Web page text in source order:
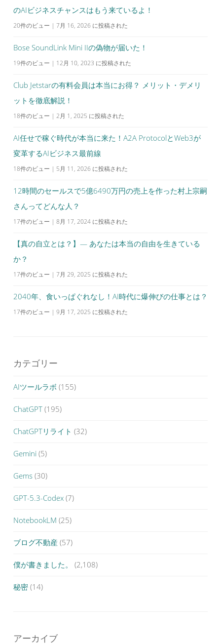
のAIビジネスチャンスはもう来ているよ！
20件のビュー | 7月 16, 2026 に投稿された
Bose SoundLink Mini IIの偽物が届いた！
19件のビュー | 12月 10, 2023 に投稿された
Club Jetstarの有料会員は本当にお得？ メリット・デメリ
ットを徹底解説！
18件のビュー | 2月 1, 2025 に投稿された
AI任せで稼ぐ時代が本当に来た！A2A ProtocolとWeb3が
変革するAIビジネス最前線
18件のビュー | 5月 11, 2026 に投稿された
12時間のセールスで5億6490万円の売上を作った村上宗嗣
さんってどんな人？
17件のビュー | 8月 17, 2024 に投稿された
【真の自立とは？】— あなたは本当の自由を生きている
か？
17件のビュー | 7月 29, 2025 に投稿された
2040年、食いっぱぐれなし！AI時代に爆伸びの仕事とは？
17件のビュー | 9月 17, 2025 に投稿された
カテゴリー
AIツールラボ (155)
ChatGPT (195)
ChatGPTリライト (32)
Gemini (5)
Gems (30)
GPT-5.3-Codex (7)
NotebookLM (25)
ブログ不動産 (57)
僕が書きました。 (2,108)
秘密 (14)
アーカイブ